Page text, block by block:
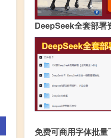
DeepSeek全套部署
免费可商用字体批量